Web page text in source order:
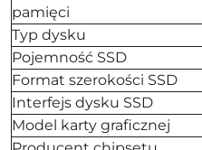
pamięci
Typ dysku
Pojemność SSD
Format szerokości SSD
Interfejs dysku SSD
Model karty graficznej